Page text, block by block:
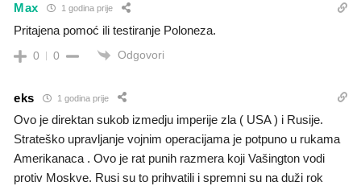
Max 1 godina prije
Pritajena pomoć ili testiranje Poloneza.
0 0 Odgovori
eks 1 godina prije
Ovo je direktan sukob izmedju imperije zla ( USA ) i Rusije.
Strateško upravljanje vojnim operacijama je potpuno u rukama
Amerikanaca . Ovo je rat punih razmera koji Vašington vodi
protiv Moskve. Rusi su to prihvatili i spremni su na duži rok